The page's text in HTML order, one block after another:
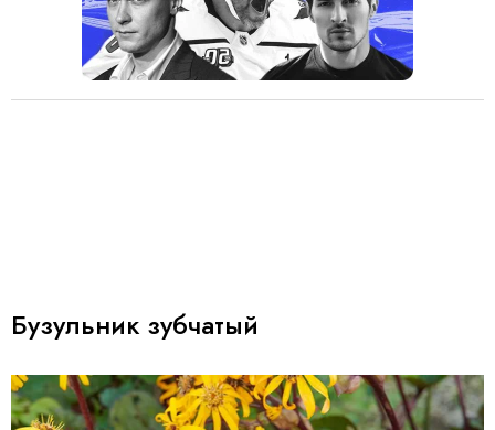
Бузульник зубчатый